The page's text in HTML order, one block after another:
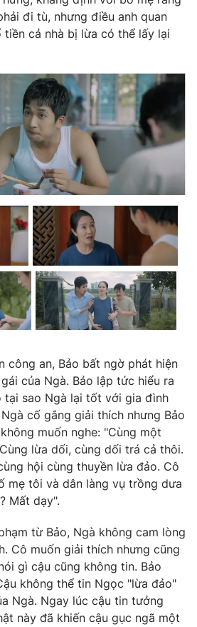
đi tù, nhưng điều anh quan
tiền cả nhà bị lừa có thể lấy lại
công an, Bảo bất ngờ phát hiện
của Ngà. Bảo lập tức hiểu ra
tại sao Ngà lại tốt với gia đình
cố gắng giải thích nhưng Bảo
muốn nghe: "Cùng một
lừa dối, cùng dối trá cả thôi.
hội cùng thuyền lừa đảo. Cô
mẹ tôi và dân làng vụ trồng dưa
Mất dạy".
từ Bảo, Ngà không cam lòng
Cô muốn giải thích nhưng cũng
gì cậu cũng không tin. Bảo
không thể tin Ngọc "lừa đảo"
Ngà. Ngay lúc cậu tin tưởng
này đã khiến cậu gục ngã một